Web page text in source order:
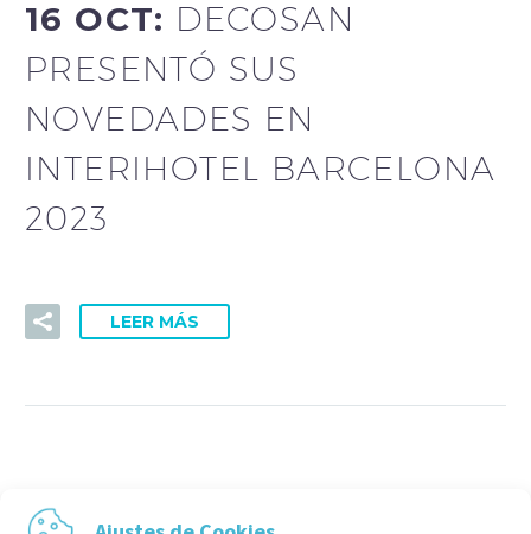
16 OCT: DECOSAN
PRESENTÓ SUS
NOVEDADES EN
INTERIHOTEL BARCELONA
2023
LEER MÁS